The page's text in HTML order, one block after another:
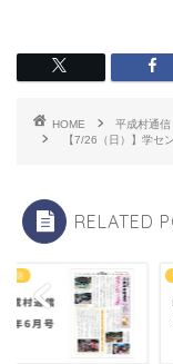
HOME
平成村通信
【7/26（日）】学セ
RELATED
通信